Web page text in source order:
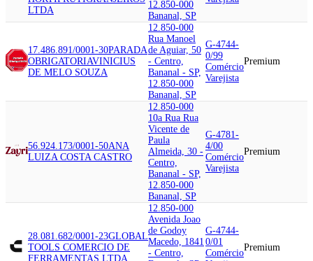
LTDA
12.850-000
Bananal, SP
17.486.891/0001-30PARADA
OBRIGATORIAVINICIUS
DE MELO SOUZA
12.850-000
Rua Manoel
de Aguiar, 50
- Centro,
Bananal - SP,
12.850-000
Bananal, SP
G-4744-
0/99
Comércio
Varejista
Premium
56.924.173/0001-50ANA
LUIZA COSTA CASTRO
12.850-000
10a Rua Rua
Vicente de
Paula
Almeida, 30 -
Centro,
Bananal - SP,
12.850-000
Bananal, SP
G-4781-
4/00
Comércio
Varejista
Premium
28.081.682/0001-23GLOBAL
TOOLS COMERCIO DE
FERRAMENTAS LTDA
12.850-000
Avenida Joao
de Godoy
Macedo, 1841
- Centro,
G-4744-
0/01
Comércio
Premium